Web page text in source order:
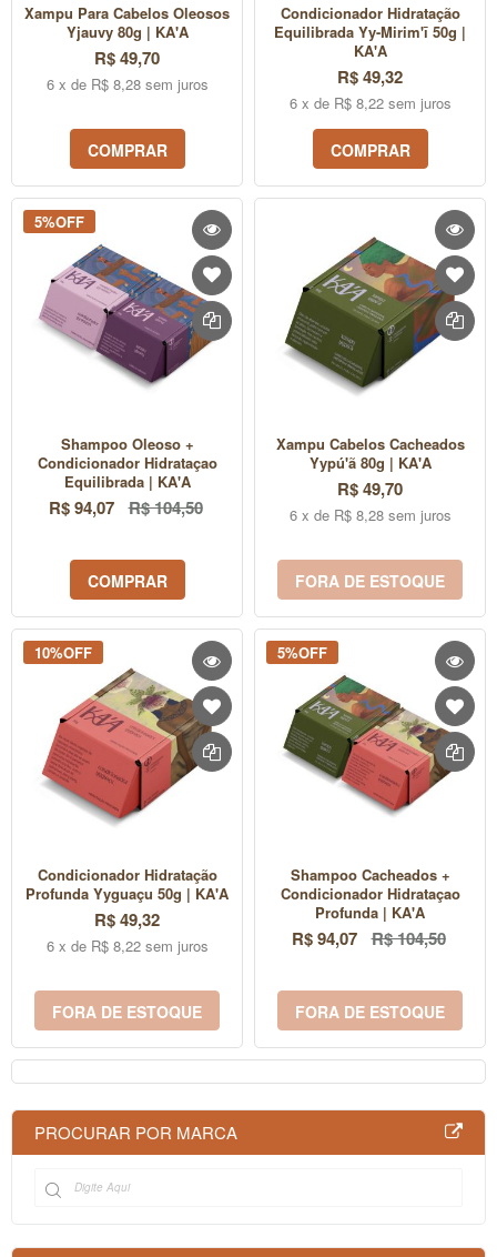
Xampu Para Cabelos Oleosos
Yjauvy 80g | KA'A
R$ 49,70
6 x de R$ 8,28 sem juros
COMPRAR
Condicionador Hidratação
Equilibrada Yy-Mirim'ī 50g |
KA'A
R$ 49,32
6 x de R$ 8,22 sem juros
COMPRAR
5%OFF
Shampoo Oleoso +
Condicionador Hidrataçao
Equilibrada | KA'A
R$ 94,07 R$ 104,50
COMPRAR
Xampu Cabelos Cacheados
Yypú'ã 80g | KA'A
R$ 49,70
6 x de R$ 8,28 sem juros
FORA DE ESTOQUE
10%OFF
Condicionador Hidratação
Profunda Yyguaçu 50g | KA'A
R$ 49,32
6 x de R$ 8,22 sem juros
FORA DE ESTOQUE
5%OFF
Shampoo Cacheados +
Condicionador Hidrataçao
Profunda | KA'A
R$ 94,07 R$ 104,50
FORA DE ESTOQUE
PROCURAR POR MARCA